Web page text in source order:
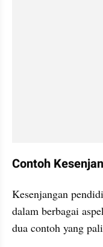
Contoh
Kesenjangan
dalam berbagai
dua contoh yang